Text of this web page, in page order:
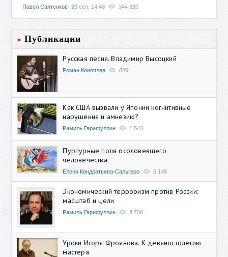
Павел Святенков 23 сен, 14:48 344 320
Публикации
Русская песня. Владимир Высоцкий
Роман Коноплев 889
Как США вызвали у Японии когнитивные
нарушения и амнезию?
Рамиль Гарифуллин 1 543
Пурпурные поля осоловевшего
человечества
Елена Кондратьева-Сальгеро 5 148
Экономический терроризм против России:
масштаб и цели
Рамиль Гарифуллин 4 708
Уроки Игоря Фроянова. К девяностолетию
мастера